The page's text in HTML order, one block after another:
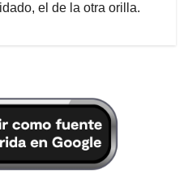
el de la otra orilla.